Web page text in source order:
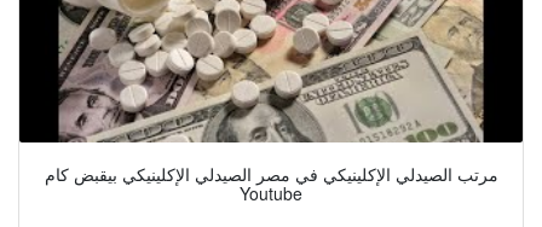
مرتب الصيدلي الإكلينيكي في مصر الصيدلي الإكلينيكي بيقبض كام
Youtube